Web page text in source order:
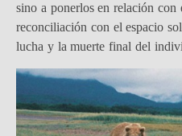
sino a ponerlos en relación con
reconciliación con el espacio
lucha y la muerte final del